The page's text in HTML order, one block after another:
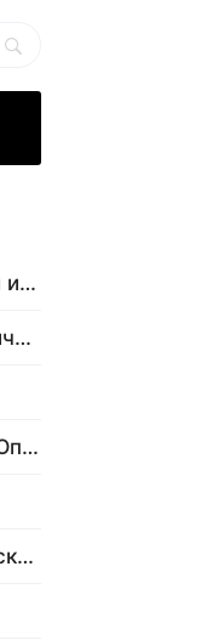
Профессии и искусственный интеллект
Место жительства и биологический в…
Звезда размером с орбиту Юпитера
ChatGPT решил математическую задачу